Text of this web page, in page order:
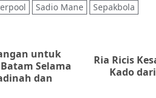
Sadio Mane Sepakbola
Previous
untuk
Selama
dan
Next
Ria Ricis
Kado